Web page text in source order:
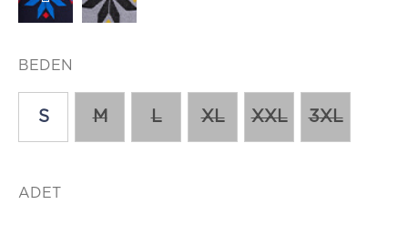
BEDEN
S M L XL XXL 3XL
ADET